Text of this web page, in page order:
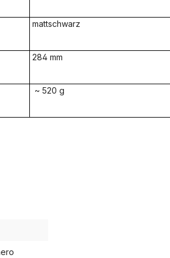
mattschwarz
284 mm
~ 520 g